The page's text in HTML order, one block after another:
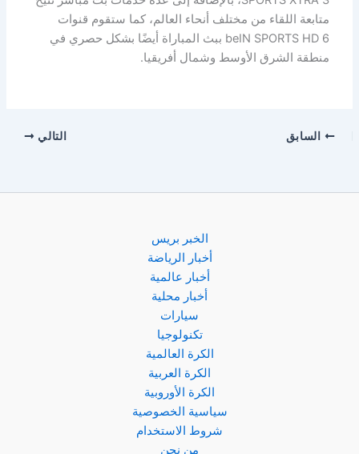
متابعة اللقاء من مختلف أنحاء العالم، كما ستقوم قنوات
beIN SPORTS HD 6 ببث المباراة أيضًا بشكل حصري في
منطقة الشرق الأوسط وشمال أفريقيا.
السابق التالي
الخبر بريس
أخبار الرياضة
أخبار عالمية
أخبار محلية
سيارات
تكنولوجيا
الكرة العالمية
الكرة العربية
الكرة الأوروبية
سياسية الخصوصية
شروط الاستخدام
من نحن